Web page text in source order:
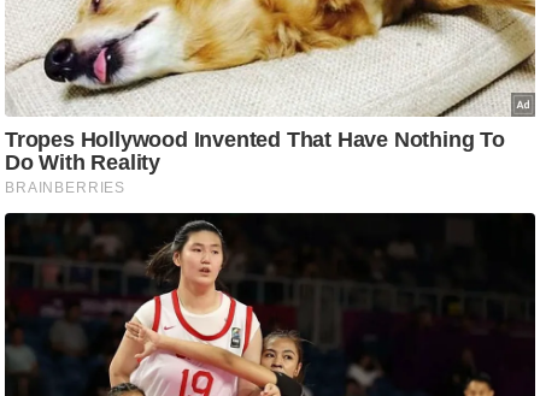
ला
इ
फ
स्टा
इ
ल
टे
क्नॉ
लॉ
जी
ब्यू